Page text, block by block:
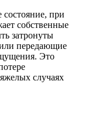
при
собственные
затронуты
передающие
Это
случаях